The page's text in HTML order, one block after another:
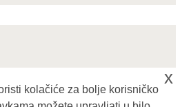
kolačiće za bolje korisničko
x